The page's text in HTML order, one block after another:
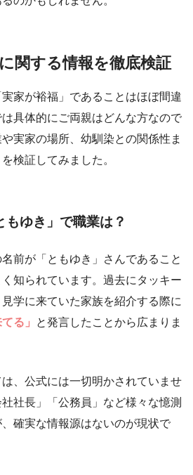
関する情報を徹底検証
家が裕福」であることはほぼ間違
具体的にご両親はどんな方なので
実家の場所、幼馴染との関係性ま
検証してみました。
もゆき」で職業は？
前が「ともゆき」さんであること
知られています。過去にタッキー
学に来ていた家族を紹介する際に
る」
と発言したことから広まりま
、公式には一切明かされていませ
社長」「公務員」など様々な憶測
確実な情報源はないのが現状で